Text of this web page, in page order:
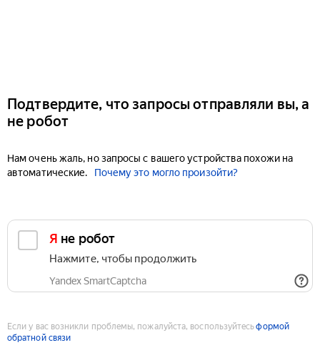
Подтвердите, что запросы отправляли вы, а
не робот
Нам очень жаль, но запросы с вашего устройства похожи на
автоматические.
Почему это могло произойти?
Я не робот
Нажмите, чтобы продолжить
Yandex SmartCaptcha
Если у вас возникли проблемы, пожалуйста, воспользуйтесьформой
обратной связи